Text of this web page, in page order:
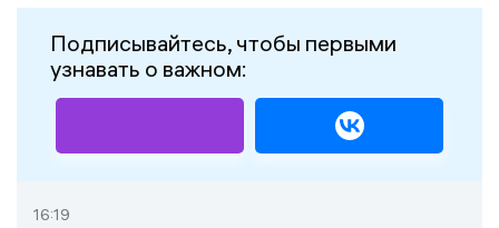
Подписывайтесь, чтобы первыми
узнавать о важном:
16:19